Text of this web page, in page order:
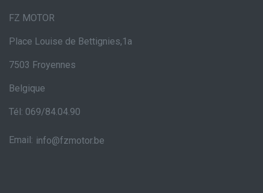
FZ MOTOR
Place Louise de Bettignies,1a
7503 Froyennes
Belgique
Tél: 069/84.04.90
Email: info@fzmotor.be